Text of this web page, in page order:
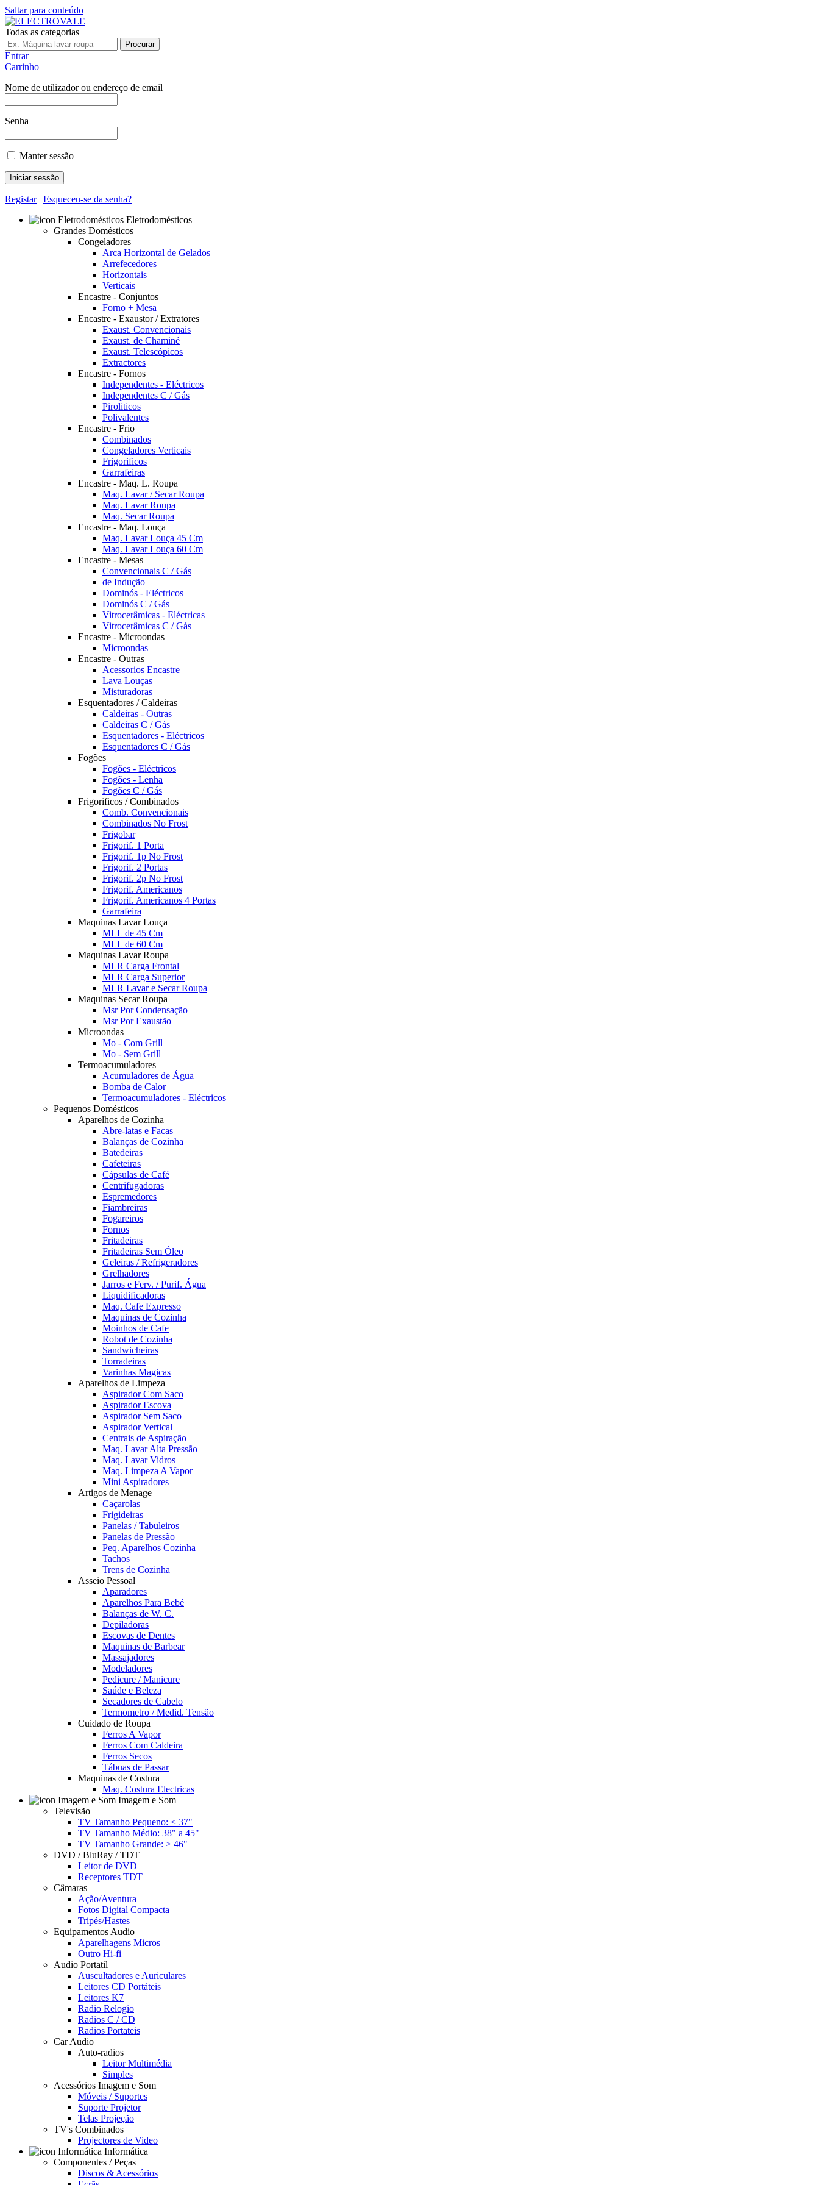
Saltar para conteúdo
Todas as categorias
Procurar
Entrar
Carrinho
Nome de utilizador ou endereço de email
Senha
Manter sessão
Registar| Esqueceu-se da senha?
Eletrodomésticos
Grandes Domésticos
Congeladores
Arca Horizontal de Gelados
Arrefecedores
Horizontais
Verticais
Encastre - Conjuntos
Forno + Mesa
Encastre - Exaustor / Extratores
Exaust. Convencionais
Exaust. de Chaminé
Exaust. Telescópicos
Extractores
Encastre - Fornos
Independentes - Eléctricos
Independentes C / Gás
Piroliticos
Polivalentes
Encastre - Frio
Combinados
Congeladores Verticais
Frigorificos
Garrafeiras
Encastre - Maq. L. Roupa
Maq. Lavar / Secar Roupa
Maq. Lavar Roupa
Maq. Secar Roupa
Encastre - Maq. Louça
Maq. Lavar Louça 45 Cm
Maq. Lavar Louça 60 Cm
Encastre - Mesas
Convencionais C / Gás
de Indução
Dominós - Eléctricos
Dominós C / Gás
Vitrocerâmicas - Eléctricas
Vitrocerâmicas C / Gás
Encastre - Microondas
Microondas
Encastre - Outras
Acessorios Encastre
Lava Louças
Misturadoras
Esquentadores / Caldeiras
Caldeiras - Outras
Caldeiras C / Gás
Esquentadores - Eléctricos
Esquentadores C / Gás
Fogões
Fogões - Eléctricos
Fogões - Lenha
Fogões C / Gás
Frigorificos / Combinados
Comb. Convencionais
Combinados No Frost
Frigobar
Frigorif. 1 Porta
Frigorif. 1p No Frost
Frigorif. 2 Portas
Frigorif. 2p No Frost
Frigorif. Americanos
Frigorif. Americanos 4 Portas
Garrafeira
Maquinas Lavar Louça
MLL de 45 Cm
MLL de 60 Cm
Maquinas Lavar Roupa
MLR Carga Frontal
MLR Carga Superior
MLR Lavar e Secar Roupa
Maquinas Secar Roupa
Msr Por Condensação
Msr Por Exaustão
Microondas
Mo - Com Grill
Mo - Sem Grill
Termoacumuladores
Acumuladores de Água
Bomba de Calor
Termoacumuladores - Eléctricos
Pequenos Domésticos
Aparelhos de Cozinha
Abre-latas e Facas
Balanças de Cozinha
Batedeiras
Cafeteiras
Cápsulas de Café
Centrifugadoras
Espremedores
Fiambreiras
Fogareiros
Fornos
Fritadeiras
Fritadeiras Sem Óleo
Geleiras / Refrigeradores
Grelhadores
Jarros e Ferv. / Purif. Água
Liquidificadoras
Maq. Cafe Expresso
Maquinas de Cozinha
Moinhos de Cafe
Robot de Cozinha
Sandwicheiras
Torradeiras
Varinhas Magicas
Aparelhos de Limpeza
Aspirador Com Saco
Aspirador Escova
Aspirador Sem Saco
Aspirador Vertical
Centrais de Aspiração
Maq. Lavar Alta Pressão
Maq. Lavar Vidros
Maq. Limpeza A Vapor
Mini Aspiradores
Artigos de Menage
Caçarolas
Frigideiras
Panelas / Tabuleiros
Panelas de Pressão
Peq. Aparelhos Cozinha
Tachos
Trens de Cozinha
Asseio Pessoal
Aparadores
Aparelhos Para Bebé
Balanças de W. C.
Depiladoras
Escovas de Dentes
Maquinas de Barbear
Massajadores
Modeladores
Pedicure / Manicure
Saúde e Beleza
Secadores de Cabelo
Termometro / Medid. Tensão
Cuidado de Roupa
Ferros A Vapor
Ferros Com Caldeira
Ferros Secos
Tábuas de Passar
Maquinas de Costura
Maq. Costura Electricas
Imagem e Som
Televisão
TV Tamanho Pequeno: ≤ 37"
TV Tamanho Médio: 38" a 45"
TV Tamanho Grande: ≥ 46"
DVD / BluRay / TDT
Leitor de DVD
Receptores TDT
Câmaras
Ação/Aventura
Fotos Digital Compacta
Tripés/Hastes
Equipamentos Audio
Aparelhagens Micros
Outro Hi-fi
Audio Portatil
Auscultadores e Auriculares
Leitores CD Portáteis
Leitores K7
Radio Relogio
Radios C / CD
Radios Portateis
Car Audio
Auto-radios
Leitor Multimédia
Simples
Acessórios Imagem e Som
Móveis / Suportes
Suporte Projetor
Telas Projeção
TV's Combinados
Projectores de Video
Informática
Componentes / Peças
Discos & Acessórios